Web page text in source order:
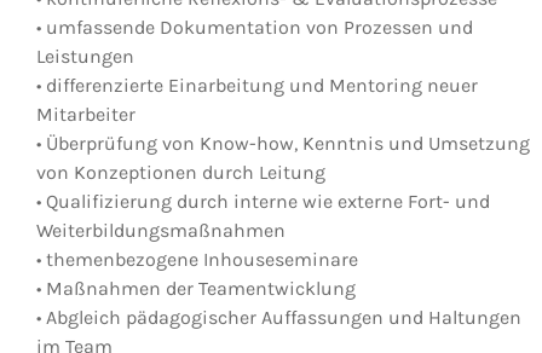
• umfassende Dokumentation von Prozessen und
Leistungen
• differenzierte Einarbeitung und Mentoring neuer
Mitarbeiter
• Überprüfung von Know-how, Kenntnis und Umsetzung
von Konzeptionen durch Leitung
• Qualifizierung durch interne wie externe Fort- und
Weiterbildungsmaßnahmen
• themenbezogene Inhouseseminare
• Maßnahmen der Teamentwicklung
• Abgleich pädagogischer Auffassungen und Haltungen
im Team